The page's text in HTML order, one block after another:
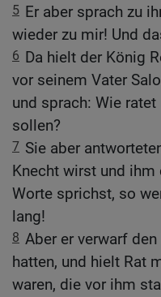
5 Er aber sprach zu
wieder zu mir! Und
6 Da hielt der König
vor seinem Vater
und sprach: Wie
sollen?
7 Sie aber
Knecht wirst und
Worte sprichst, so
lang!
8 Aber er verwarf
hatten, und hielt Rat
waren, die vor ihm